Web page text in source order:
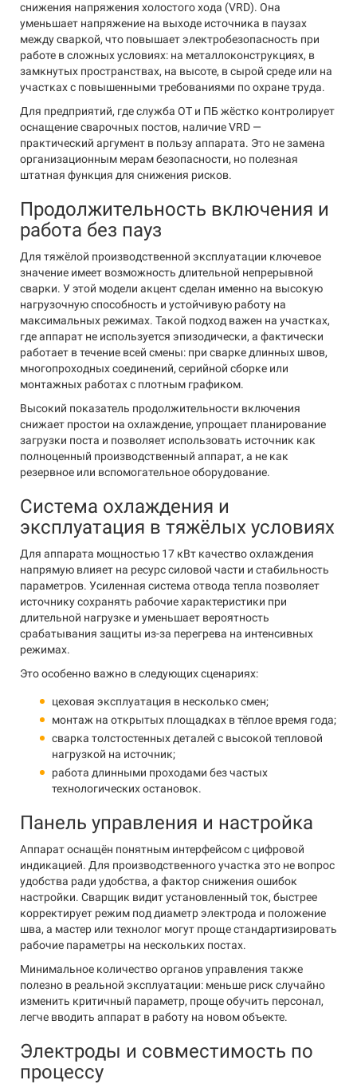
снижения напряжения холостого хода (VRD). Она
уменьшает напряжение на выходе источника в паузах
между сваркой, что повышает электробезопасность при
работе в сложных условиях: на металлоконструкциях, в
замкнутых пространствах, на высоте, в сырой среде или на
участках с повышенными требованиями по охране труда.
Для предприятий, где служба ОТ и ПБ жёстко контролирует
оснащение сварочных постов, наличие VRD —
практический аргумент в пользу аппарата. Это не замена
организационным мерам безопасности, но полезная
штатная функция для снижения рисков.
Продолжительность включения и
работа без пауз
Для тяжёлой производственной эксплуатации ключевое
значение имеет возможность длительной непрерывной
сварки. У этой модели акцент сделан именно на высокую
нагрузочную способность и устойчивую работу на
максимальных режимах. Такой подход важен на участках,
где аппарат не используется эпизодически, а фактически
работает в течение всей смены: при сварке длинных швов,
многопроходных соединений, серийной сборке или
монтажных работах с плотным графиком.
Высокий показатель продолжительности включения
снижает простои на охлаждение, упрощает планирование
загрузки поста и позволяет использовать источник как
полноценный производственный аппарат, а не как
резервное или вспомогательное оборудование.
Система охлаждения и
эксплуатация в тяжёлых условиях
Для аппарата мощностью 17 кВт качество охлаждения
напрямую влияет на ресурс силовой части и стабильность
параметров. Усиленная система отвода тепла позволяет
источнику сохранять рабочие характеристики при
длительной нагрузке и уменьшает вероятность
срабатывания защиты из-за перегрева на интенсивных
режимах.
Это особенно важно в следующих сценариях:
цеховая эксплуатация в несколько смен;
монтаж на открытых площадках в тёплое время года;
сварка толстостенных деталей с высокой тепловой
нагрузкой на источник;
работа длинными проходами без частых
технологических остановок.
Панель управления и настройка
Аппарат оснащён понятным интерфейсом с цифровой
индикацией. Для производственного участка это не вопрос
удобства ради удобства, а фактор снижения ошибок
настройки. Сварщик видит установленный ток, быстрее
корректирует режим под диаметр электрода и положение
шва, а мастер или технолог могут проще стандартизировать
рабочие параметры на нескольких постах.
Минимальное количество органов управления также
полезно в реальной эксплуатации: меньше риск случайно
изменить критичный параметр, проще обучить персонал,
легче вводить аппарат в работу на новом объекте.
Электроды и совместимость по
процессу